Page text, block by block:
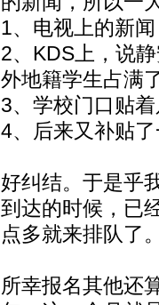
1、电视上的新
2、KDS上，说
外地籍学生占满
3、学校门口贴
4、后来又补贴
好纠结。于是乎
到达的时候，已
点多就来排队了
所幸报名其他还